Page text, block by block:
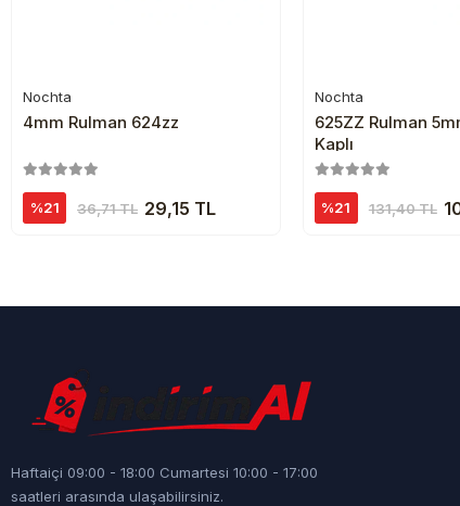
Sepete Ekle
Nochta
4mm Rulman 624zz
%21 36,71 TL 29,15 TL
Nochta
625ZZ Rulman
Kaplı
%21 131,40 TL
Haftaiçi 09:00 - 18:00 Cumartesi 10:00 - 17:00
saatleri arasında ulaşabilirsiniz.